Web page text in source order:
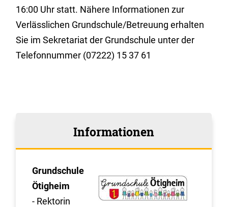
16:00 Uhr statt. Nähere Informationen zur
Verlässlichen Grundschule/Betreuung erhalten
Sie im Sekretariat der Grundschule unter der
Telefonnummer (07222) 15 37 61
Informationen
Grundschule
Ötigheim
- Rektorin